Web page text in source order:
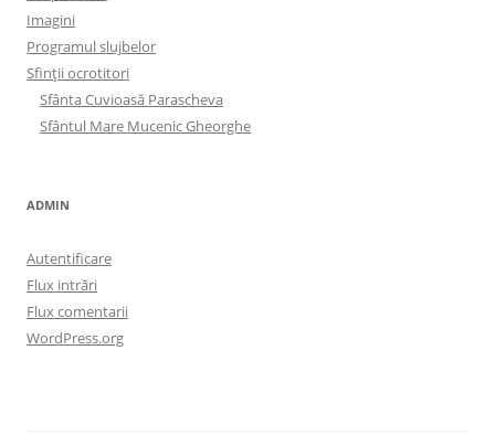
Imagini
Programul slujbelor
Sfinţii ocrotitori
Sfânta Cuvioasă Parascheva
Sfântul Mare Mucenic Gheorghe
ADMIN
Autentificare
Flux intrări
Flux comentarii
WordPress.org